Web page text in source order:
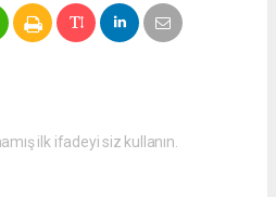
ilk ifadeyi siz kullanın.